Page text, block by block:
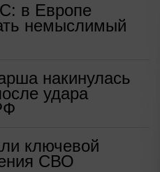
в Европе
немыслимый
накинулась
удара
ключевой
СВО